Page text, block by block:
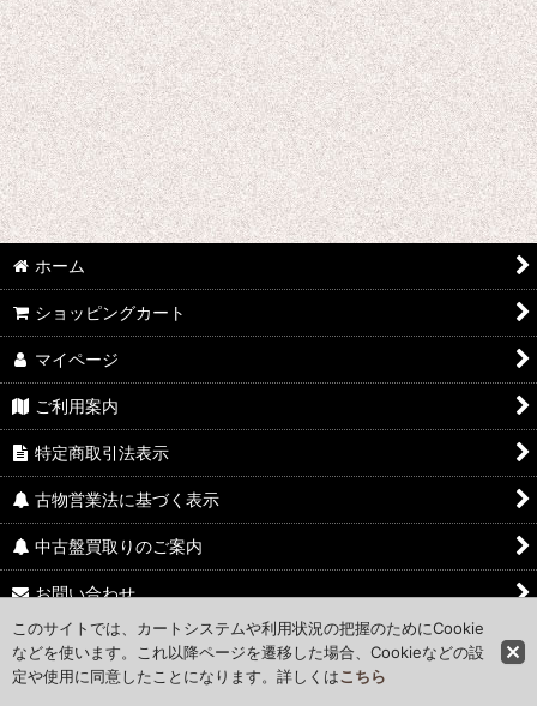
並び順:
絞り込む
ホーム
ショッピングカート
マイページ
ご利用案内
特定商取引法表示
古物営業法に基づく表示
中古盤買取りのご案内
お問い合わせ
Access Map
このサイトでは、カートシステムや利用状況の把握のためにCookie
などを使います。これ以降ページを遷移した場合、Cookieなどの設
定や使用に同意したことになります。詳しくはこちら